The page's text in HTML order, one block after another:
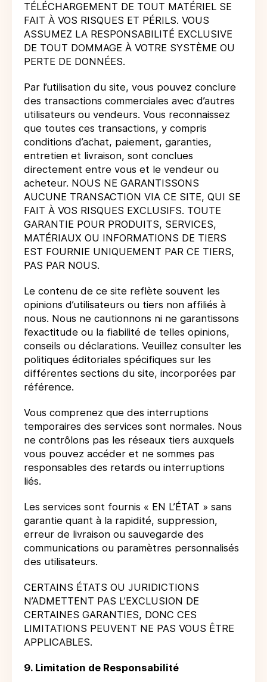
TÉLÉCHARGEMENT DE TOUT MATÉRIEL SE
FAIT À VOS RISQUES ET PÉRILS. VOUS
ASSUMEZ LA RESPONSABILITÉ EXCLUSIVE
DE TOUT DOMMAGE À VOTRE SYSTÈME OU
PERTE DE DONNÉES.
Par l’utilisation du site, vous pouvez conclure
des transactions commerciales avec d’autres
utilisateurs ou vendeurs. Vous reconnaissez
que toutes ces transactions, y compris
conditions d’achat, paiement, garanties,
entretien et livraison, sont conclues
directement entre vous et le vendeur ou
acheteur. NOUS NE GARANTISSONS
AUCUNE TRANSACTION VIA CE SITE, QUI SE
FAIT À VOS RISQUES EXCLUSIFS. TOUTE
GARANTIE POUR PRODUITS, SERVICES,
MATÉRIAUX OU INFORMATIONS DE TIERS
EST FOURNIE UNIQUEMENT PAR CE TIERS,
PAS PAR NOUS.
Le contenu de ce site reflète souvent les
opinions d’utilisateurs ou tiers non affiliés à
nous. Nous ne cautionnons ni ne garantissons
l’exactitude ou la fiabilité de telles opinions,
conseils ou déclarations. Veuillez consulter les
politiques éditoriales spécifiques sur les
différentes sections du site, incorporées par
référence.
Vous comprenez que des interruptions
temporaires des services sont normales. Nous
ne contrôlons pas les réseaux tiers auxquels
vous pouvez accéder et ne sommes pas
responsables des retards ou interruptions
liés.
Les services sont fournis « EN L’ÉTAT » sans
garantie quant à la rapidité, suppression,
erreur de livraison ou sauvegarde des
communications ou paramètres personnalisés
des utilisateurs.
CERTAINS ÉTATS OU JURIDICTIONS
N’ADMETTENT PAS L’EXCLUSION DE
CERTAINES GARANTIES, DONC CES
LIMITATIONS PEUVENT NE PAS VOUS ÊTRE
APPLICABLES.
9. Limitation de Responsabilité